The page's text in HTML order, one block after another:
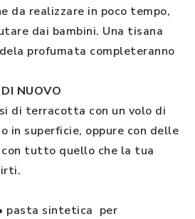
da realizzare in poco tempo,
dai bambini. Una tisana
profumata completeranno
NUOVO
di terracotta con un volo di
in superficie, oppure con delle
tutto quello che la tua
pasta sintetica per